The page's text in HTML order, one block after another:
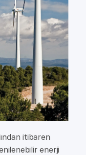
itibaren
enerji